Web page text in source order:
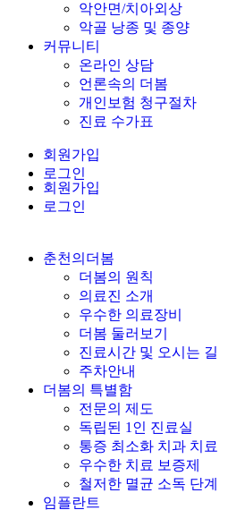
악안면/치아외상
악골 낭종 및 종양
커뮤니티
온라인 상담
언론속의 더봄
개인보험 청구절차
진료 수가표
회원가입
로그인
회원가입
로그인
춘천의더봄
더봄의 원칙
의료진 소개
우수한 의료장비
더봄 둘러보기
진료시간 및 오시는 길
주차안내
더봄의 특별함
전문의 제도
독립된 1인 진료실
통증 최소화 치과 치료
우수한 치료 보증제
철저한 멸균 소독 단계
임플란트